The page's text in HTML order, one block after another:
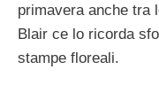
primavera anche tra
Blair ce lo ricorda
stampe floreali.